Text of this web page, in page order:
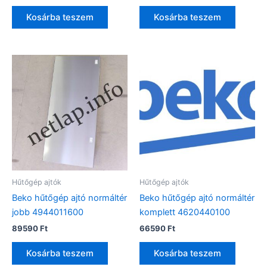
Kosárba teszem Kosárba teszem
Hűtőgép ajtók
Beko hűtőgép ajtó normáltér
jobb 4944011600
89590Ft
Kosárba teszem
Hűtőgép ajtók
Beko hűtőgép ajtó normáltér
komplett 4620440100
66590Ft
Kosárba teszem